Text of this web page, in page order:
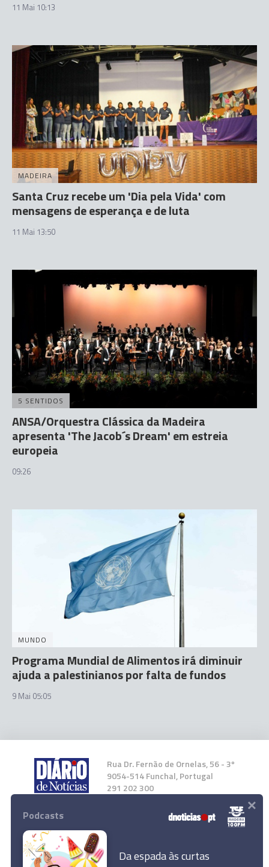
11 Mai 10:13
MADEIRA
Santa Cruz recebe um 'Dia pela Vida' com
mensagens de esperança e de luta
11 Mai 13:50
5 SENTIDOS
ANSA/Orquestra Clássica da Madeira
apresenta 'The Jacob´s Dream' em estreia
europeia
09:26
MUNDO
Programa Mundial de Alimentos irá diminuir
ajuda a palestinianos por falta de fundos
9 Mai 05:05
Rua Dr. Fernão de Ornelas, 56 - 3º
9054-514 Funchal, Portugal
291 202 300
Instale a nossa App
Podcasts
Da espada às curtas
×